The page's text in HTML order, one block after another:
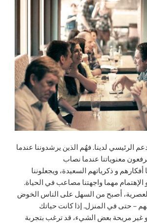
الرئيسي لدينا. فهُم الذين يرشدوننا عندما
معنوياتنا عندما نصاب
أفكارهم و ذكرياتهم السعيدة، ويجعلوننا
الإهتمام مهما واجهتنا مصاعب في الحياة.
أصبح من السهل على الناس الخوض
– حتى في المنزل. إذا كانت حياتك
و غير مريحة بعض الشيء، قد ترغب بتجربة